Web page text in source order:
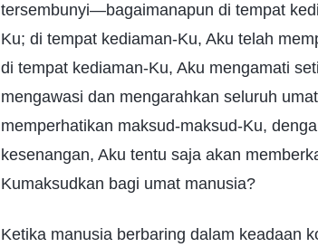
tersembunyi—bagaimanapun di tempat
Ku; di tempat kediaman-Ku, Aku telah
di tempat kediaman-Ku, Aku mengamati
mengawasi dan mengarahkan seluruh
memperhatikan maksud-maksud-Ku,
kesenangan, Aku tentu saja akan
Kumaksudkan bagi umat manusia?
Ketika manusia berbaring dalam keadaan